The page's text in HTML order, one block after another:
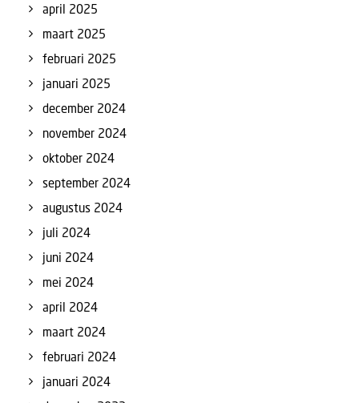
april 2025
maart 2025
februari 2025
januari 2025
december 2024
november 2024
oktober 2024
september 2024
augustus 2024
juli 2024
juni 2024
mei 2024
april 2024
maart 2024
februari 2024
januari 2024